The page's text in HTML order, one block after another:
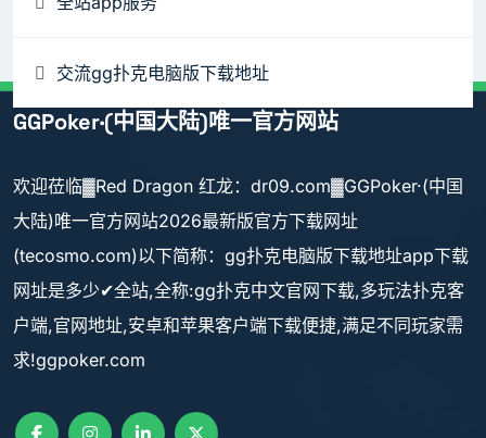
交流gg扑克电脑版下载地址
GGPoker·(中国大陆)唯一官方网站
欢迎莅临▓Red Dragon 红龙：dr09.com▓GGPoker·(中国
大陆)唯一官方网站2026最新版官方下载网址
(tecosmo.com)以下简称：gg扑克电脑版下载地址app下载
网址是多少✔全站,全称:gg扑克中文官网下载,多玩法扑克客
户端,官网地址,安卓和苹果客户端下载便捷,满足不同玩家需
求!ggpoker.com